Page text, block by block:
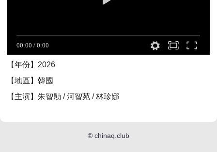
【年份】2026
【地區】韓國
【主演】朱智勛 / 河智苑 / 林珍娜
© chinaq.club